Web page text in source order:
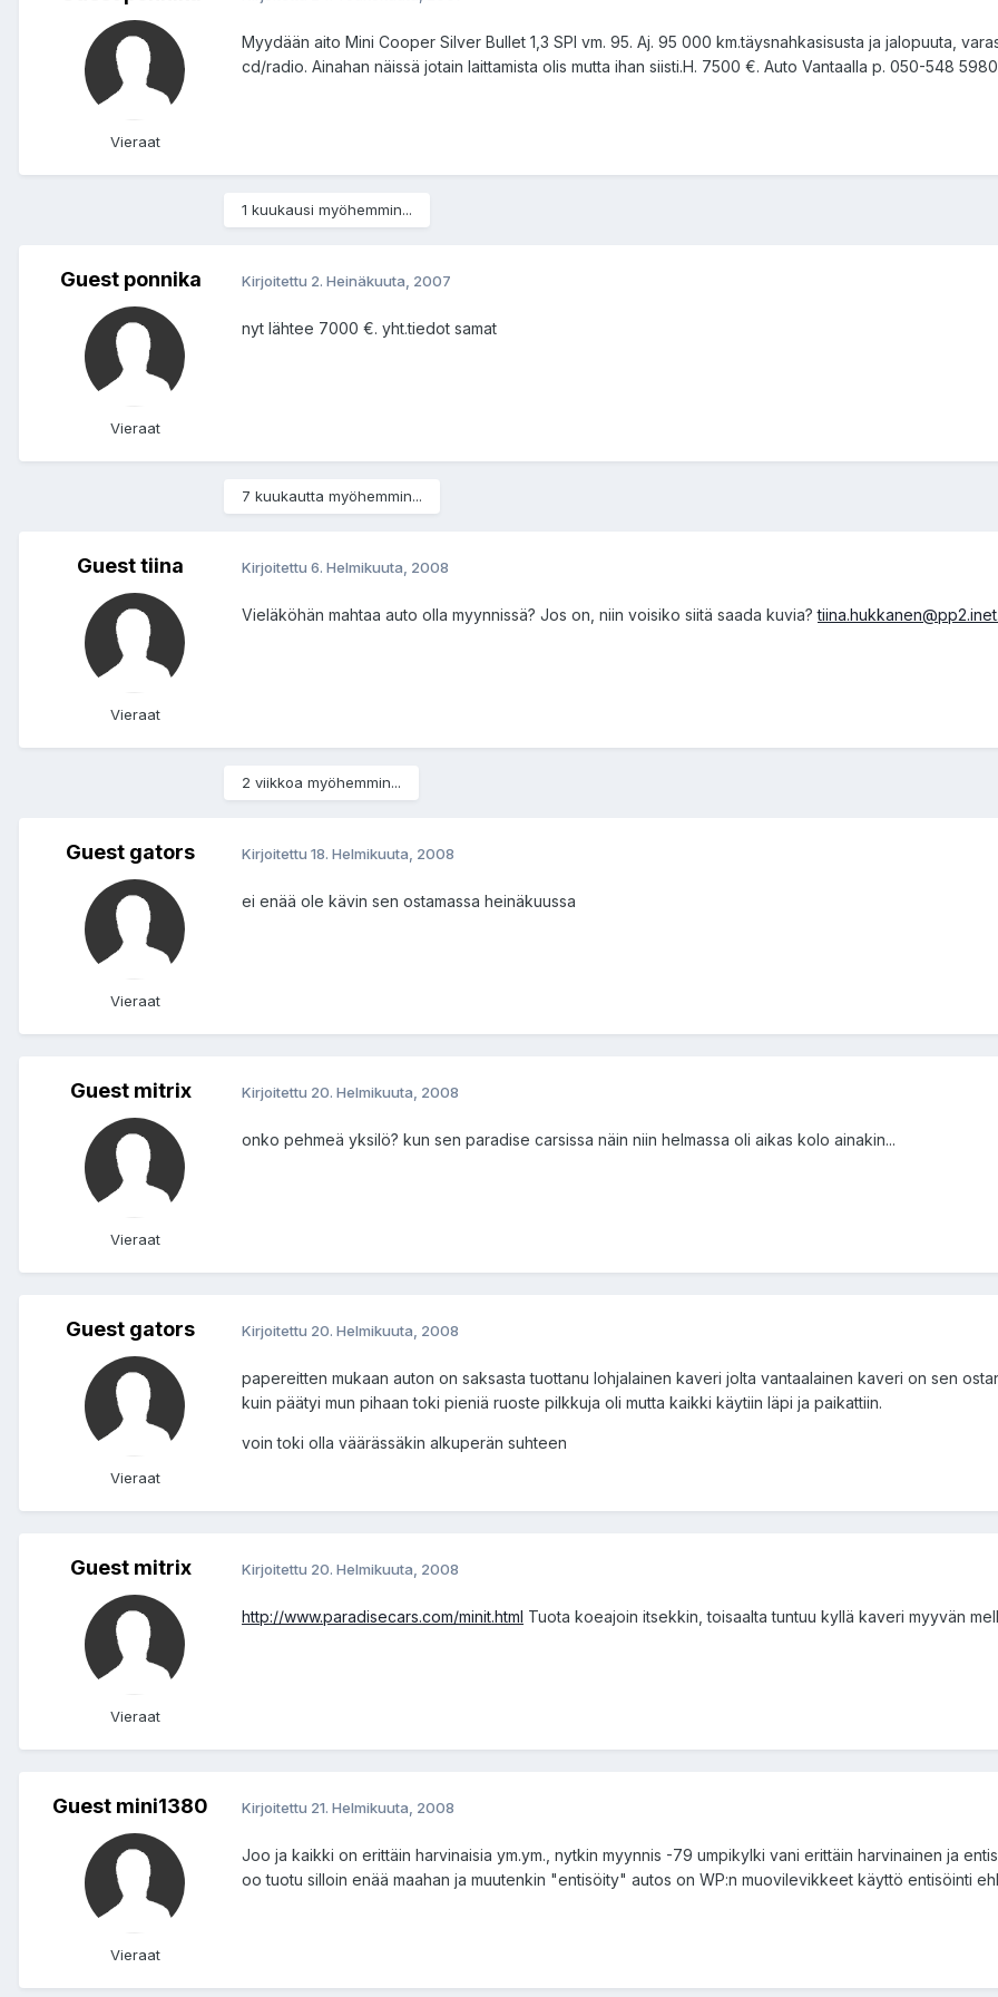
Vieraat
Myydään aito Mini Cooper Silver Bullet 1,3 SPI vm. 95. Aj. 95 000 km.täysnahkasisusta ja jalopuuta,
cd/radio. Ainahan näissä jotain laittamista olis mutta ihan siisti.H. 7500 €. Auto Vantaalla p. 050-548 5980
1 kuukausi myöhemmin...
Guest ponnika
Vieraat
Kirjoitettu 2. Heinäkuuta, 2007
nyt lähtee 7000 €. yht.tiedot samat
7 kuukautta myöhemmin...
Guest tiina
Vieraat
Kirjoitettu 6. Helmikuuta, 2008
Vieläköhän mahtaa auto olla myynnissä? Jos on, niin voisiko siitä saada kuvia?
2 viikkoa myöhemmin...
Guest gators
Vieraat
Kirjoitettu 18. Helmikuuta, 2008
ei enää ole kävin sen ostamassa heinäkuussa
Guest mitrix
Vieraat
Kirjoitettu 20. Helmikuuta, 2008
onko pehmeä yksilö? kun sen paradise carsissa näin niin helmassa oli aikas kolo ainakin...
Guest gators
Vieraat
Kirjoitettu 20. Helmikuuta, 2008
papereitten mukaan auton on saksasta tuottanu lohjalainen kaveri jolta vantaalainen kaveri on sen
kuin päätyi mun pihaan toki pieniä ruoste pilkkuja oli mutta kaikki käytiin läpi ja paikattiin.
voin toki olla väärässäkin alkuperän suhteen
Guest mitrix
Vieraat
Kirjoitettu 20. Helmikuuta, 2008
http://www.paradisecars.com/minit.html Tuota koeajoin itsekkin, toisaalta tuntuu kyllä kaveri myyvän
Guest mini1380
Vieraat
Kirjoitettu 21. Helmikuuta, 2008
Joo ja kaikki on erittäin harvinaisia ym.ym., nytkin myynnis -79 umpikylki vani erittäin harvinainen ja
oo tuotu silloin enää maahan ja muutenkin "entisöity" autos on WP:n muovilevikkeet käyttö entisöinti